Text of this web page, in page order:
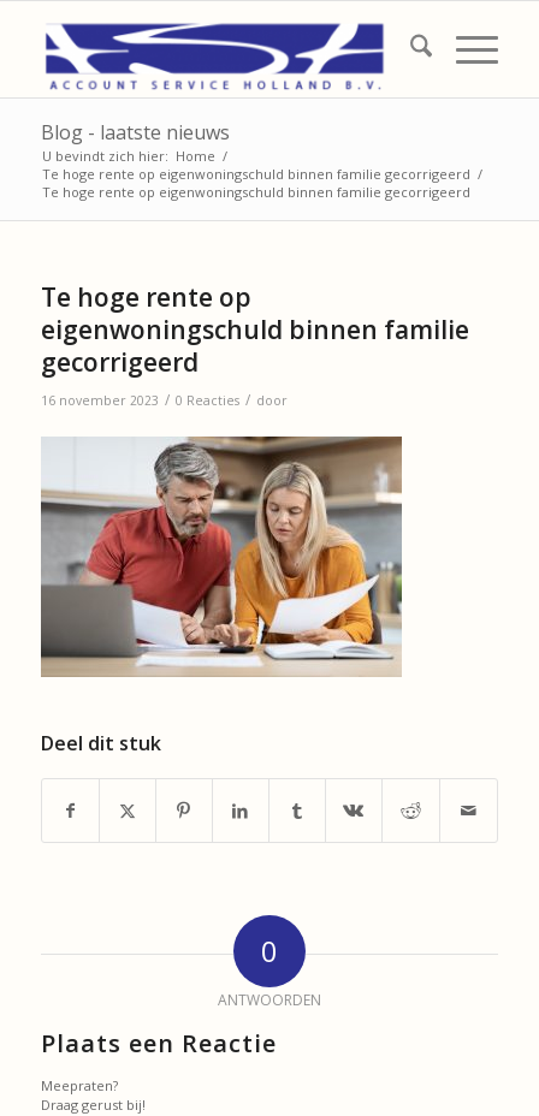
Blog - laatste nieuws
U bevindt zich hier: Home /
Te hoge rente op eigenwoningschuld binnen familie gecorrigeerd /
Te hoge rente op eigenwoningschuld binnen familie gecorrigeerd
Te hoge rente op
eigenwoningschuld binnen familie
gecorrigeerd
16 november 2023 / 0 Reacties / door
Deel dit stuk
0
ANTWOORDEN
Plaats een Reactie
Meepraten?
Draag gerust bij!